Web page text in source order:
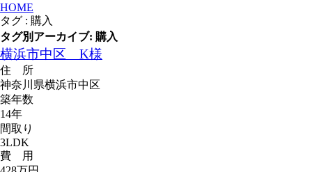
HOME
タグ : 購入
タグ別アーカイブ: 購入
横浜市中区 K様
住 所
神奈川県横浜市中区
築年数
14年
間取り
3LDK
費 用